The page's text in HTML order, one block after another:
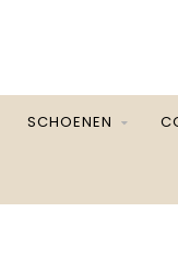
SCHOENEN